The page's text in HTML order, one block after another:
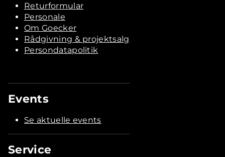
Returformular
Personale
Om Goecker
Rådgivning & projektsalg
Persondatapolitik
Events
Se aktuelle events
Service